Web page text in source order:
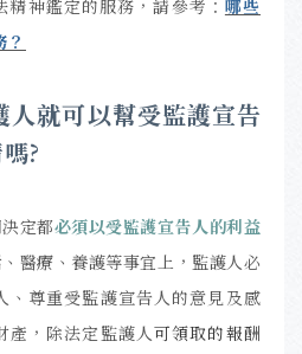
精神鑑定的服務，請參考： 哪些
人就可以幫受監護宣告
?
定都必須以受監護宣告人的利益
、醫療、養護等事宜上，監護人必
、尊重受監護宣告人的意見及感
產，除法定監護人可領取的報酬